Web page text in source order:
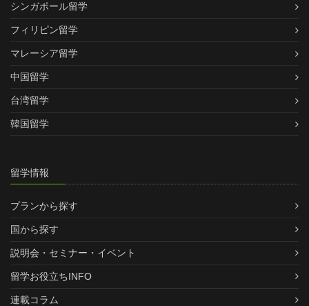
シンガポール留学
フィリピン留学
マレーシア留学
中国留学
台湾留学
韓国留学
留学情報
プランから探す
国から探す
説明会・セミナー・イベント
留学お役立ちINFO
連載コラム